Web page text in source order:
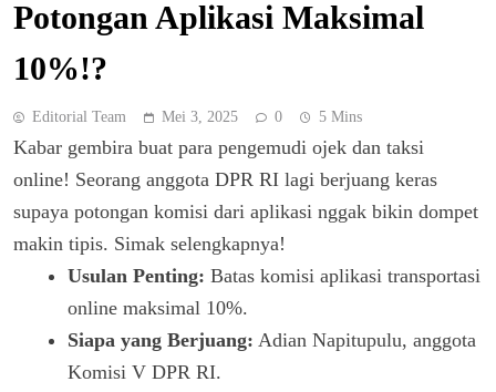
Potongan Aplikasi Maksimal
10%!?
Editorial Team Mei 3, 2025 0 5 Mins
Kabar gembira buat para pengemudi ojek dan taksi
online! Seorang anggota DPR RI lagi berjuang keras
supaya potongan komisi dari aplikasi nggak bikin dompet
makin tipis. Simak selengkapnya!
Usulan Penting: Batas komisi aplikasi transportasi
online maksimal 10%.
Siapa yang Berjuang: Adian Napitupulu, anggota
Komisi V DPR RI.